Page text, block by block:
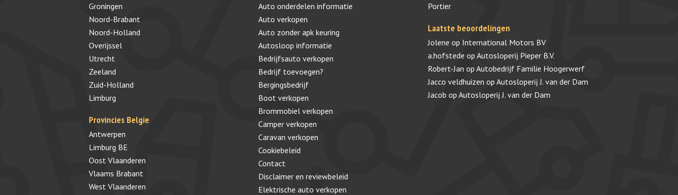
Groningen
Noord-Brabant
Noord-Holland
Overijssel
Utrecht
Zeeland
Zuid-Holland
Limburg
Provincies Belgie
Antwerpen
Limburg BE
Oost Vlaanderen
Vlaams Brabant
West Vlaanderen
Auto onderdelen informatie
Auto verkopen
Auto zonder apk keuring
Autosloop informatie
Bedrijfsauto verkopen
Bedrijf toevoegen?
Bergingsbedrijf
Boot verkopen
Brommobiel verkopen
Camper verkopen
Caravan verkopen
Cookiebeleid
Contact
Disclaimer en reviewbeleid
Elektrische auto verkopen
Portier
Laatste beoordelingen
Jolene op International Motors BV
a.hofstede op Autosloperij Pieper B.V.
Robert-Jan op Autobedrijf Familie Hoogerwerf
Jacco veldhuizen op Autosloperij J. van der Dam
Jacob op Autosloperij J. van der Dam